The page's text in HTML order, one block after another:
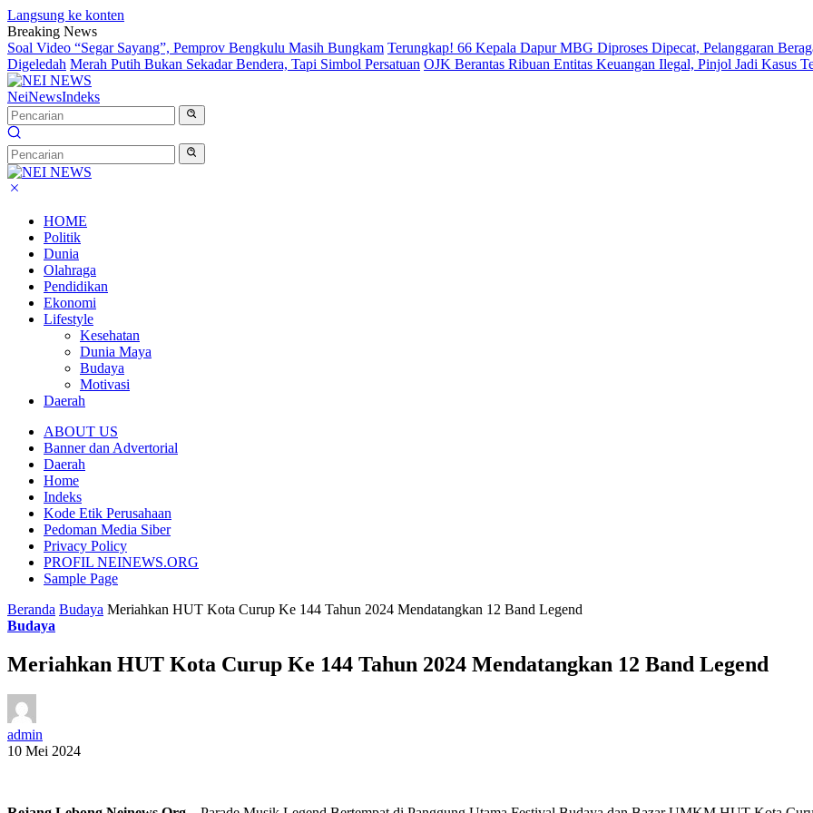
Langsung ke konten
Breaking News
Soal Video “Segar Sayang”, Pemprov Bengkulu Masih Bungkam Terungkap! 66 Kepala Dapur MBG Diproses Dipecat, Pelanggaran
Digeledah Merah Putih Bukan Sekadar Bendera, Tapi Simbol Persatuan OJK Berantas Ribuan Entitas Keuangan Ilegal, Pinjol Jadi Kasus
NeiNewsIndeks
HOME
Politik
Dunia
Olahraga
Pendidikan
Ekonomi
Lifestyle
Kesehatan
Dunia Maya
Budaya
Motivasi
Daerah
ABOUT US
Banner dan Advertorial
Daerah
Home
Indeks
Kode Etik Perusahaan
Pedoman Media Siber
Privacy Policy
PROFIL NEINEWS.ORG
Sample Page
Beranda Budaya Meriahkan HUT Kota Curup Ke 144 Tahun 2024 Mendatangkan 12 Band Legend
Budaya
Meriahkan HUT Kota Curup Ke 144 Tahun 2024 Mendatangkan 12 Band Legend
admin
10 Mei 2024